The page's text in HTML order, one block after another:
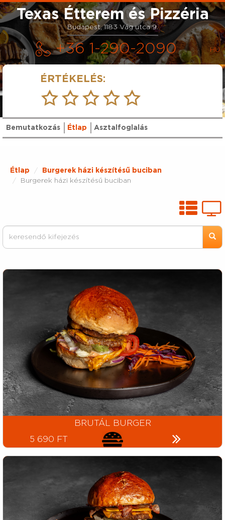
Texas Étterem és Pizzéria
Budapest, 1183 Vág utca 9.
+36 1-290-2090
ÉRTÉKELÉS:
Bemutatkozás Étlap Asztalfoglalás
Étlap
Burgerek házi készítésű buciban
Burgerek házi készítésű buciban
BRUTÁL BURGER
5 690 FT